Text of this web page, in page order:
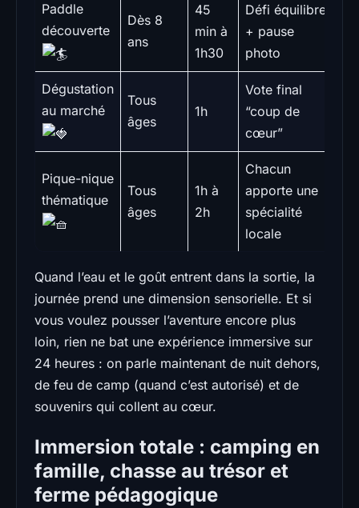
Paddle
découverte
Dès 8
ans
45
min à
1h30
Défi équilibre
+ pause
photo
Dégustation
au marché
Tous
âges
1h
Vote final
“coup de
cœur”
Pique-nique
thématique
Tous
âges
1h à
2h
Chacun
apporte une
spécialité
locale
Quand l’eau et le goût entrent dans la sortie, la
journée prend une dimension sensorielle. Et si
vous voulez pousser l’aventure encore plus
loin, rien ne bat une expérience immersive sur
24 heures : on parle maintenant de nuit dehors,
de feu de camp (quand c’est autorisé) et de
souvenirs qui collent au cœur.
Immersion totale : camping en
famille, chasse au trésor et
ferme pédagogique